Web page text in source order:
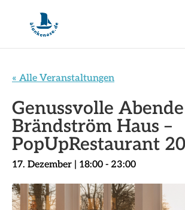
« Alle Veranstaltungen
Genussvolle
Brändström Haus –
PopUpRestaurant
17. Dezember | 18:00 - 23:00